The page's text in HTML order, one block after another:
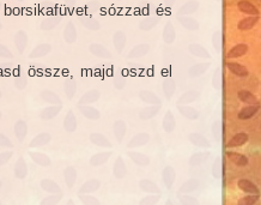
sózzad és
össze, majd oszd el